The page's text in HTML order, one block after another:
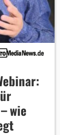
wie